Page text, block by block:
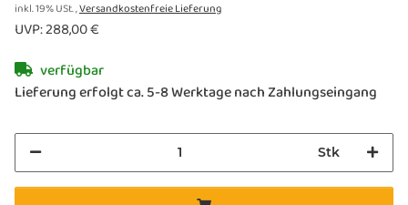
inkl. 19% USt. ,Versandkostenfreie Lieferung
UVP:288,00 €
verfügbar
Lieferung erfolgt ca. 5-8 Werktage nach Zahlungseingang
Stk